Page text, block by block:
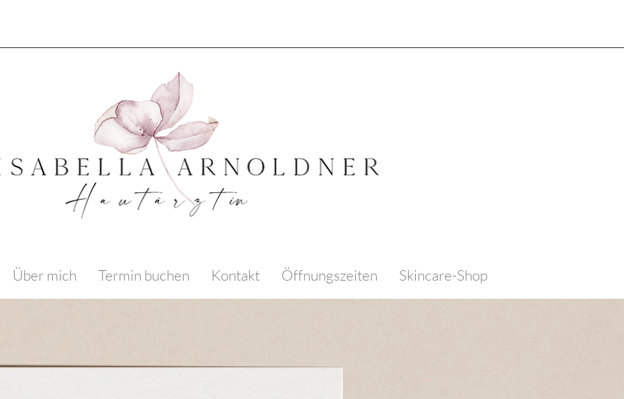
Über mich Termin buchen Kontakt Öffnungszeiten Skincare-Shop